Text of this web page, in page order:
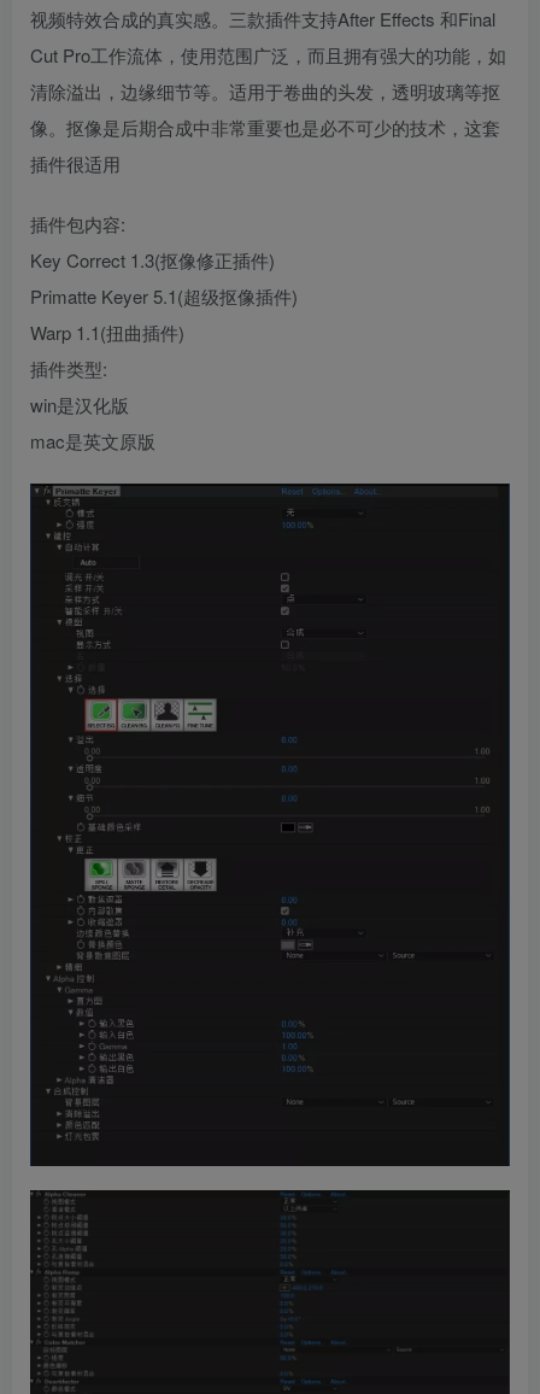
视频特效合成的真实感。三款插件支持After Effects 和Final
Cut Pro工作流体，使用范围广泛，而且拥有强大的功能，如
清除溢出，边缘细节等。适用于卷曲的头发，透明玻璃等抠
像。抠像是后期合成中非常重要也是必不可少的技术，这套
插件很适用
插件包内容:
Key Correct 1.3(抠像修正插件)
Primatte Keyer 5.1(超级抠像插件)
Warp 1.1(扭曲插件)
插件类型:
win是汉化版
mac是英文原版